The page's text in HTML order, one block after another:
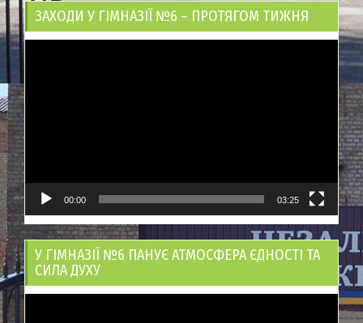
ЗАХОДИ У ГІМНАЗІЇ №6 – ПРОТЯГОМ ТИЖНЯ
00:00 03:25
У ГІМНАЗІЇ №6 ПАНУЄ АТМОСФЕРА ЄДНОСТІ ТА
СИЛА ДУХУ